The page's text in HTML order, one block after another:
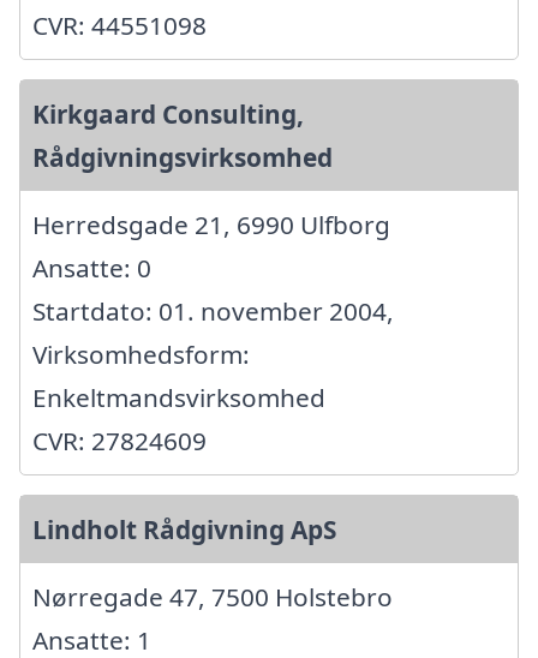
CVR: 44551098
Kirkgaard Consulting,
Rådgivningsvirksomhed
Herredsgade 21, 6990 Ulfborg
Ansatte: 0
Startdato: 01. november 2004,
Virksomhedsform:
Enkeltmandsvirksomhed
CVR: 27824609
Lindholt Rådgivning ApS
Nørregade 47, 7500 Holstebro
Ansatte: 1